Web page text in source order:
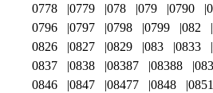
0778
0779 078 079 0790
0796
0797 0798 0799 082
0826
0827 0829 083 0833
0837
0838 08387 08388
0846
0847 08477 0848